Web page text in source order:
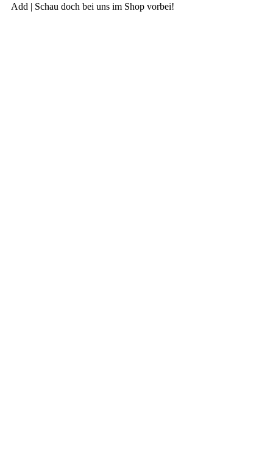
Add | Schau doch bei uns im Shop vorbei!